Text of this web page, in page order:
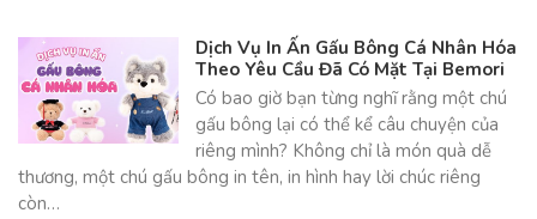
Dịch Vụ In Ấn Gấu Bông Cá Nhân Hóa
Theo Yêu Cầu Đã Có Mặt Tại Bemori
Có bao giờ bạn từng nghĩ rằng một chú
gấu bông lại có thể kể câu chuyện của
riêng mình? Không chỉ là món quà dễ
thương, một chú gấu bông in tên, in hình hay lời chúc riêng
còn…